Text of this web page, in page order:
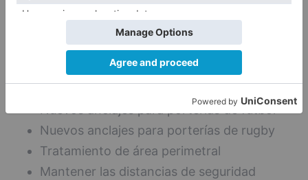
actuaciones:
Replanteo de las líneas de juego
Nuevo sistema de drenaje
Nuevos anclajes para porterías de fútbol
Nuevos anclajes para porterías de rugby
Tratamiento de área perimetral
Mantener las distancias de seguridad